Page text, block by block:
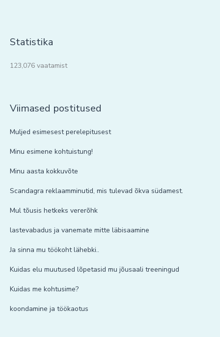
Statistika
123,076 vaatamist
Viimased postitused
Muljed esimesest perelepitusest
Minu esimene kohtuistung!
Minu aasta kokkuvõte
Scandagra reklaamminutid, mis tulevad õkva südamest.
Mul tõusis hetkeks vererõhk
lastevabadus ja vanemate mitte läbisaamine
Ja sinna mu töökoht lähebki..
Kuidas elu muutused lõpetasid mu jõusaali treeningud
Kuidas me kohtusime?
koondamine ja töökaotus